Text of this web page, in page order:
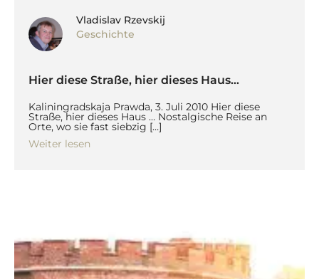
Vladislav Rzevskij
Geschichte
Hier diese Straße, hier dieses Haus…
Kaliningradskaja Prawda, 3. Juli 2010 Hier diese
Straße, hier dieses Haus … Nostalgische Reise an
Orte, wo sie fast siebzig […]
Weiter lesen